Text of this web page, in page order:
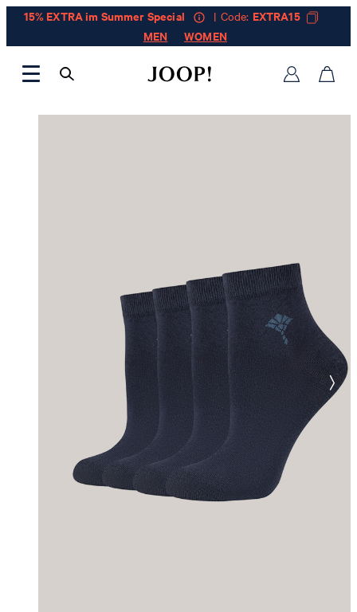
15% EXTRA im Summer Special | Code: EXTRA15
MEN
WOMEN